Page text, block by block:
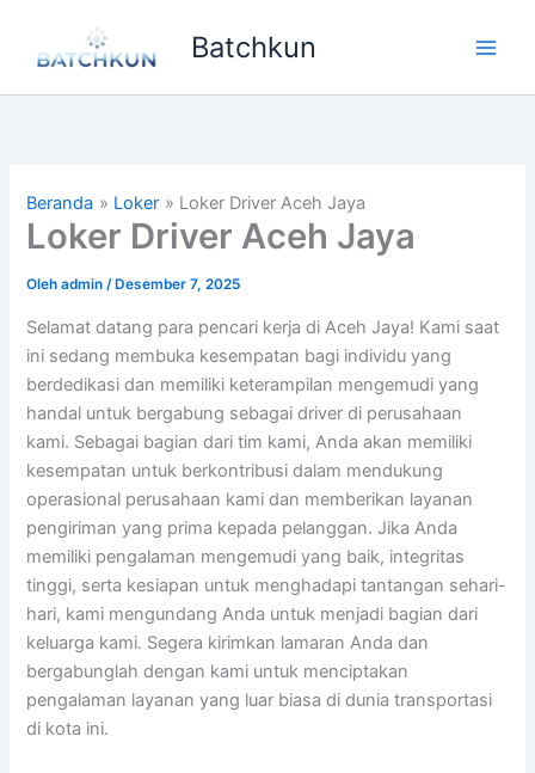
konten
Batchkun
Beranda Loker Loker Driver Aceh Jaya
Loker Driver Aceh Jaya
Olehadmin/ Desember 7, 2025
Selamat datang para pencari kerja di Aceh Jaya! Kami saat
ini sedang membuka kesempatan bagi individu yang
berdedikasi dan memiliki keterampilan mengemudi yang
handal untuk bergabung sebagai driver di perusahaan
kami. Sebagai bagian dari tim kami, Anda akan memiliki
kesempatan untuk berkontribusi dalam mendukung
operasional perusahaan kami dan memberikan layanan
pengiriman yang prima kepada pelanggan. Jika Anda
memiliki pengalaman mengemudi yang baik, integritas
tinggi, serta kesiapan untuk menghadapi tantangan sehari-
hari, kami mengundang Anda untuk menjadi bagian dari
keluarga kami. Segera kirimkan lamaran Anda dan
bergabunglah dengan kami untuk menciptakan
pengalaman layanan yang luar biasa di dunia transportasi
di kota ini.